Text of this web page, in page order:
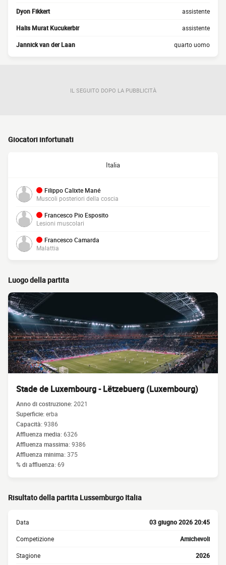
Dyon Fikkert assistente
Halis Murat Kucukerbir assistente
Jannick van der Laan quarto uomo
IL SEGUITO DOPO LA PUBBLICITÀ
Giocatori infortunati
Italia
Filippo Calixte Mané
Muscoli posteriori della coscia
Francesco Pio Esposito
Lesioni muscolari
Francesco Camarda
Malattia
Luogo della partita
Stade de Luxembourg - Lëtzebuerg (Luxembourg)
Anno di costruzione:2021
Superficie:erba
Capacità:9386
Affluenza media:6326
Affluenza massima:9386
Affluenza minima:375
% di affluenza:69
Risultato della partita Lussemburgo Italia
Data 03 giugno 2026 20:45
Competizione Amichevoli
Stagione 2026